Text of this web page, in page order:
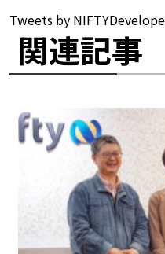
Tweets by
関連記事